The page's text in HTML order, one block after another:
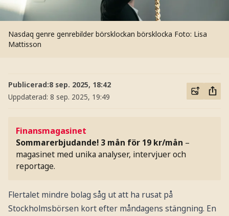
Nasdaq genre genrebilder börsklockan börsklocka Foto: Lisa
Mattisson
Publicerad:8 sep. 2025, 18:42
Uppdaterad: 8 sep. 2025, 19:49
Finansmagasinet
Sommarerbjudande! 3 mån för 19 kr/mån –
magasinet med unika analyser, intervjuer och
reportage.
Flertalet mindre bolag såg ut att ha rusat på
Stockholmsbörsen kort efter måndagens stängning. En